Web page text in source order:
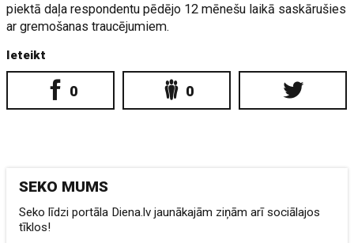
piektā daļa respondentu pēdējo 12 mēnešu laikā saskārušies
ar gremošanas traucējumiem.
Ieteikt
0 0
SEKO MUMS
Seko līdzi portāla Diena.lv jaunākajām ziņām arī sociālajos
tīklos!